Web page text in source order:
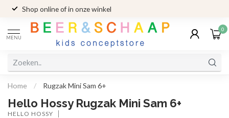
Shop online of in onze winkel
MENU
0
Home / Rugzak Mini Sam 6+
Hello Hossy Rugzak Mini Sam 6+
HELLO HOSSY